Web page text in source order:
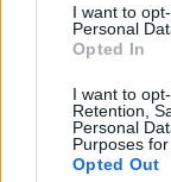
I want to
Personal
Opted In
I want to
Retention,
Personal
Purposes
Opted Out
kötéslistái